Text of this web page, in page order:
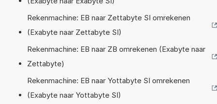
Rekenmachine: EB naar Zettabyte SI omrekenen
(Exabyte naar Zettabyte SI)
Rekenmachine: EB naar ZB omrekenen (Exabyte naar
Zettabyte)
Rekenmachine: EB naar Yottabyte SI omrekenen
(Exabyte naar Yottabyte SI)